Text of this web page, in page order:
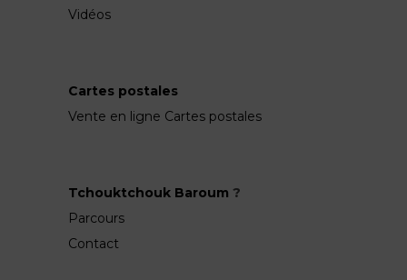
Vidéos
Cartes postales
Vente en ligne Cartes postales
Tchouktchouk Baroum ?
Parcours
Contact